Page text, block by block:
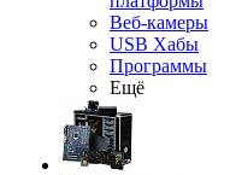
Веб-камеры
USB Хабы
Программы
Ещё